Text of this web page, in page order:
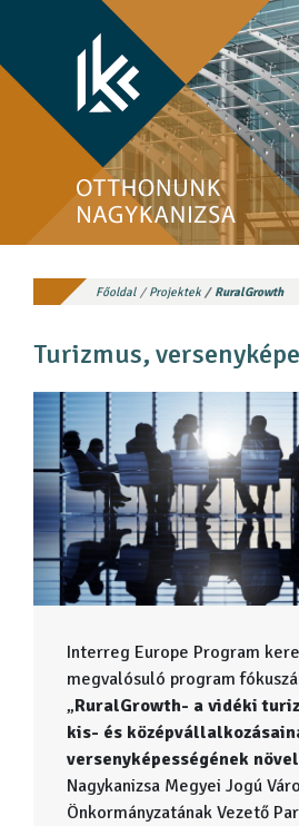
Főoldal Projektek RuralGrowth
Turizmus,
Interreg Europe Program
megvalósuló program
„RuralGrowth- a vidéki
kis- és
versenyképességének
Nagykanizsa Megyei Jogú
Önkormányzatának Vezető